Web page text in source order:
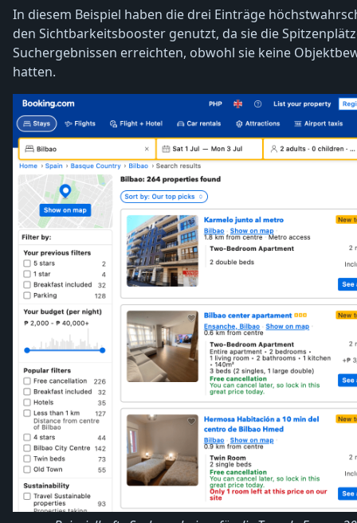
In diesem Beispiel haben die drei Einträge
den Sichtbarkeitsbooster genutzt, da sie die
Suchergebnissen erreichten, obwohl sie keine
hatten.